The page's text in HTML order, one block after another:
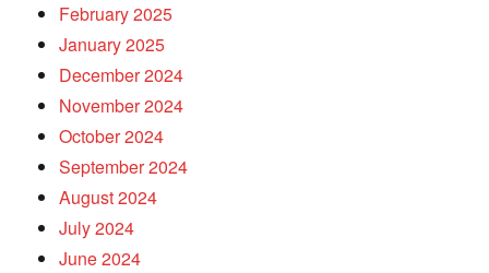
February 2025
January 2025
December 2024
November 2024
October 2024
September 2024
August 2024
July 2024
June 2024